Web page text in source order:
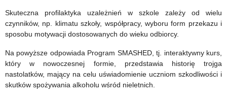
Skuteczna profilaktyka uzależnień w szkole zależy od wielu
czynników, np. klimatu szkoły, współpracy, wyboru form przekazu i
sposobu motywacji dostosowanych do wieku odbiorcy.
Na powyższe odpowiada Program SMASHED, tj. interaktywny kurs,
który w nowoczesnej formie, przedstawia historię trojga
nastolatków, mający na celu uświadomienie uczniom szkodliwości i
skutków spożywania alkoholu wśród nieletnich.
i
wsparcia
psychicznego
dla
młodzieży